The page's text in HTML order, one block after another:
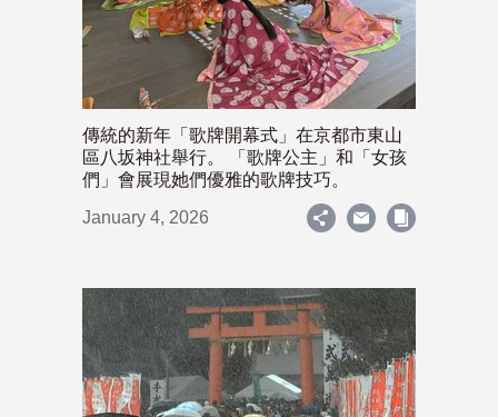
傳統的新年「歌牌開幕式」在京都市東山
區八坂神社舉行。 「歌牌公主」和「女孩
們」會展現她們優雅的歌牌技巧。
January 4, 2026